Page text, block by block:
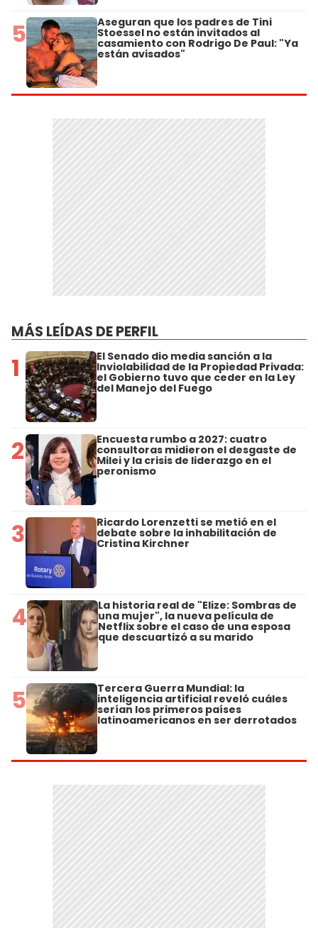
5 Aseguran que los padres de Tini
Stoessel no están invitados al
casamiento con Rodrigo De Paul: "Ya
están avisados"
MÁS LEÍDAS DE PERFIL
1 El Senado dio media sanción a la
Inviolabilidad de la Propiedad Privada:
el Gobierno tuvo que ceder en la Ley
del Manejo del Fuego
2 Encuesta rumbo a 2027: cuatro
consultoras midieron el desgaste de
Milei y la crisis de liderazgo en el
peronismo
3 Ricardo Lorenzetti se metió en el
debate sobre la inhabilitación de
Cristina Kirchner
4 La historia real de "Elize: Sombras de
una mujer", la nueva película de
Netflix sobre el caso de una esposa
que descuartizó a su marido
5 Tercera Guerra Mundial: la
inteligencia artificial reveló cuáles
serían los primeros países
latinoamericanos en ser derrotados